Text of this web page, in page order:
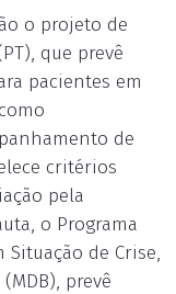
o projeto de
que prevê
pacientes em
de
critérios
pela
o Programa
de Crise,
prevê